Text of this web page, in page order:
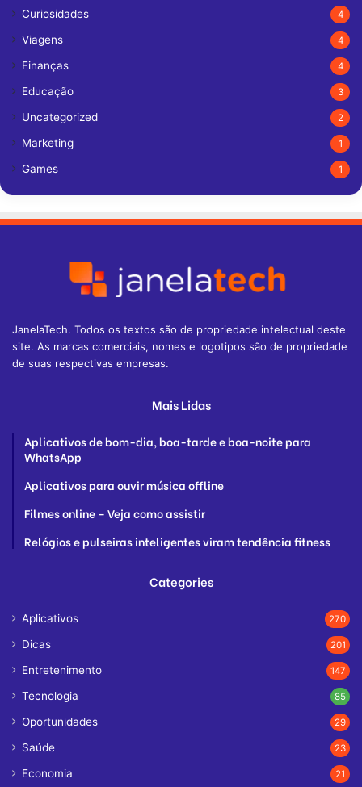
Curiosidades 4
Viagens 4
Finanças 4
Educação 3
Uncategorized 2
Marketing 1
Games 1
JanelaTech. Todos os textos são de propriedade intelectual deste
site. As marcas comerciais, nomes e logotipos são de propriedade
de suas respectivas empresas.
Mais Lidas
Aplicativos de bom-dia, boa-tarde e boa-noite para
WhatsApp
Aplicativos para ouvir música offline
Filmes online – Veja como assistir
Relógios e pulseiras inteligentes viram tendência fitness
Categories
Aplicativos 270
Dicas 201
Entretenimento 147
Tecnologia 85
Oportunidades 29
Saúde 23
Economia 21